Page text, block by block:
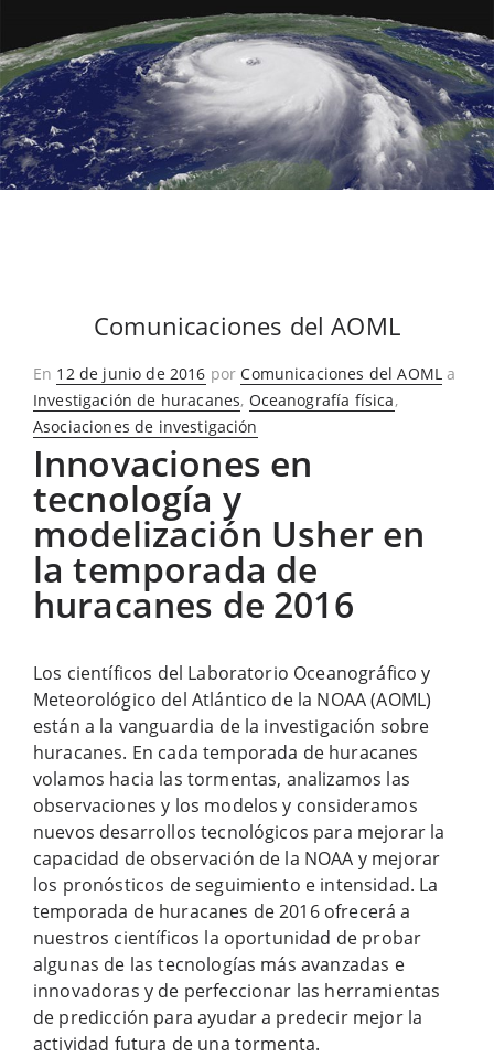
Comunicaciones del AOML
En Publicado
en
12 de junio de 2016 porComunicaciones del AOML a
Investigación de huracanes, Oceanografía física,
Asociaciones de investigación
Innovaciones en
tecnología y
modelización Usher en
la temporada de
huracanes de 2016
Los científicos del Laboratorio Oceanográfico y
Meteorológico del Atlántico de la NOAA (AOML)
están a la vanguardia de la investigación sobre
huracanes. En cada temporada de huracanes
volamos hacia las tormentas, analizamos las
observaciones y los modelos y consideramos
nuevos desarrollos tecnológicos para mejorar la
capacidad de observación de la NOAA y mejorar
los pronósticos de seguimiento e intensidad. La
temporada de huracanes de 2016 ofrecerá a
nuestros científicos la oportunidad de probar
algunas de las tecnologías más avanzadas e
innovadoras y de perfeccionar las herramientas
de predicción para ayudar a predecir mejor la
actividad futura de una tormenta.